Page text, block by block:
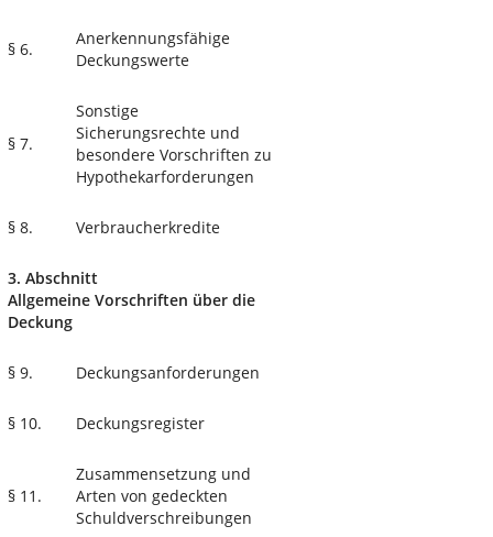
§ 6.
Anerkennungsfähige
Deckungswerte
§ 7.
Sonstige
Sicherungsrechte und
besondere Vorschriften zu
Hypothekarforderungen
§ 8. Verbraucherkredite
3. Abschnitt
Allgemeine Vorschriften über die
Deckung
§ 9. Deckungsanforderungen
§ 10. Deckungsregister
§ 11.
Zusammensetzung und
Arten von gedeckten
Schuldverschreibungen